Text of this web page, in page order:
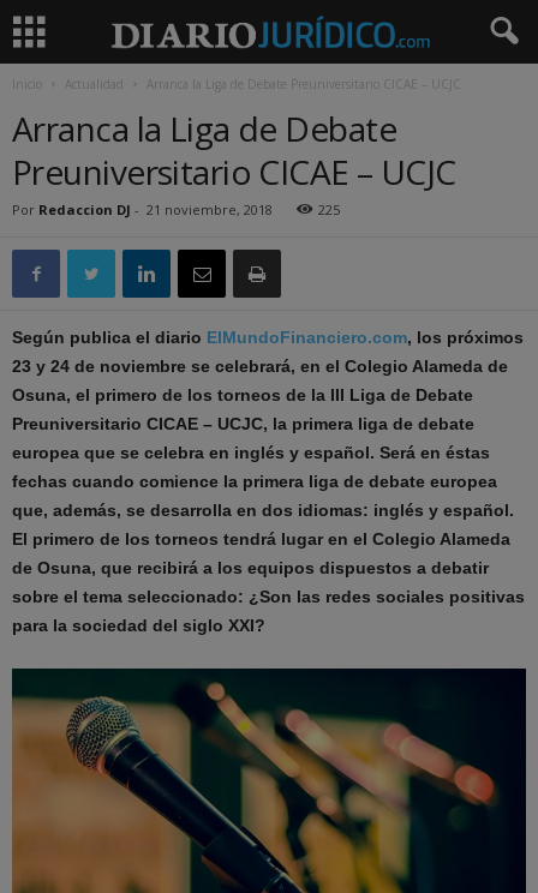
Inicio Actualidad Arranca la Liga de Debate Preuniversitario CICAE – UCJC
Arranca la Liga de Debate
Preuniversitario CICAE – UCJC
Por Redaccion DJ - 21 noviembre, 2018 225
Según publica el diario ElMundoFinanciero.com, los próximos
23 y 24 de noviembre se celebrará, en el Colegio Alameda de
Osuna, el primero de los torneos de la III Liga de Debate
Preuniversitario CICAE – UCJC, la primera liga de debate
europea que se celebra en inglés y español. Será en éstas
fechas cuando comience la primera liga de debate europea
que, además, se desarrolla en dos idiomas: inglés y español.
El primero de los torneos tendrá lugar en el Colegio Alameda
de Osuna, que recibirá a los equipos dispuestos a debatir
sobre el tema seleccionado: ¿Son las redes sociales positivas
para la sociedad del siglo XXI?